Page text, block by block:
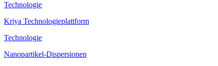
Technologie
Kriya Technologieplattform
Technologie
Nanopartikel-Dispersionen